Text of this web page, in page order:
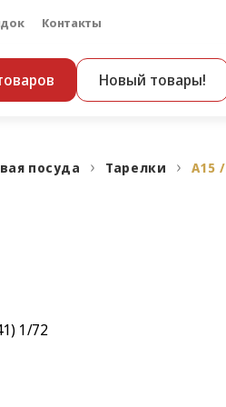
Контакты
Новый товары!
посуда Тарелки A15